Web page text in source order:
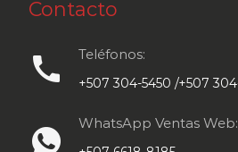
Contacto
call Teléfonos:
+507 304-5450 /+507
WhatsApp Ventas Web: